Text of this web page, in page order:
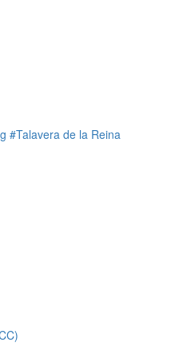
#Talavera de la Reina